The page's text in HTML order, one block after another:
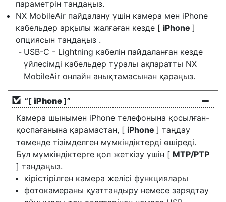
параметрін таңдаңыз.
NX MobileAir пайдалану үшін камера мен iPhone
кабельдер арқылы жалғаған кезде [ iPhone ]
опциясын таңдаңыз .
USB-C - Lightning кабелін пайдаланған кезде
үйлесімді кабельдер туралы ақпаратты NX
MobileAir онлайн анықтамасынан қараңыз.
“[ iPhone]”
Камера шынымен iPhone телефонына қосылған-
қоспағанына қарамастан, [ iPhone ] таңдау
төменде тізімделген мүмкіндіктерді өшіреді.
Бұл мүмкіндіктерге қол жеткізу үшін [ MTP/PTP
] таңдаңыз.
кірістірілген камера желісі функциялары
фотокамераны қуаттандыру немесе зарядтау